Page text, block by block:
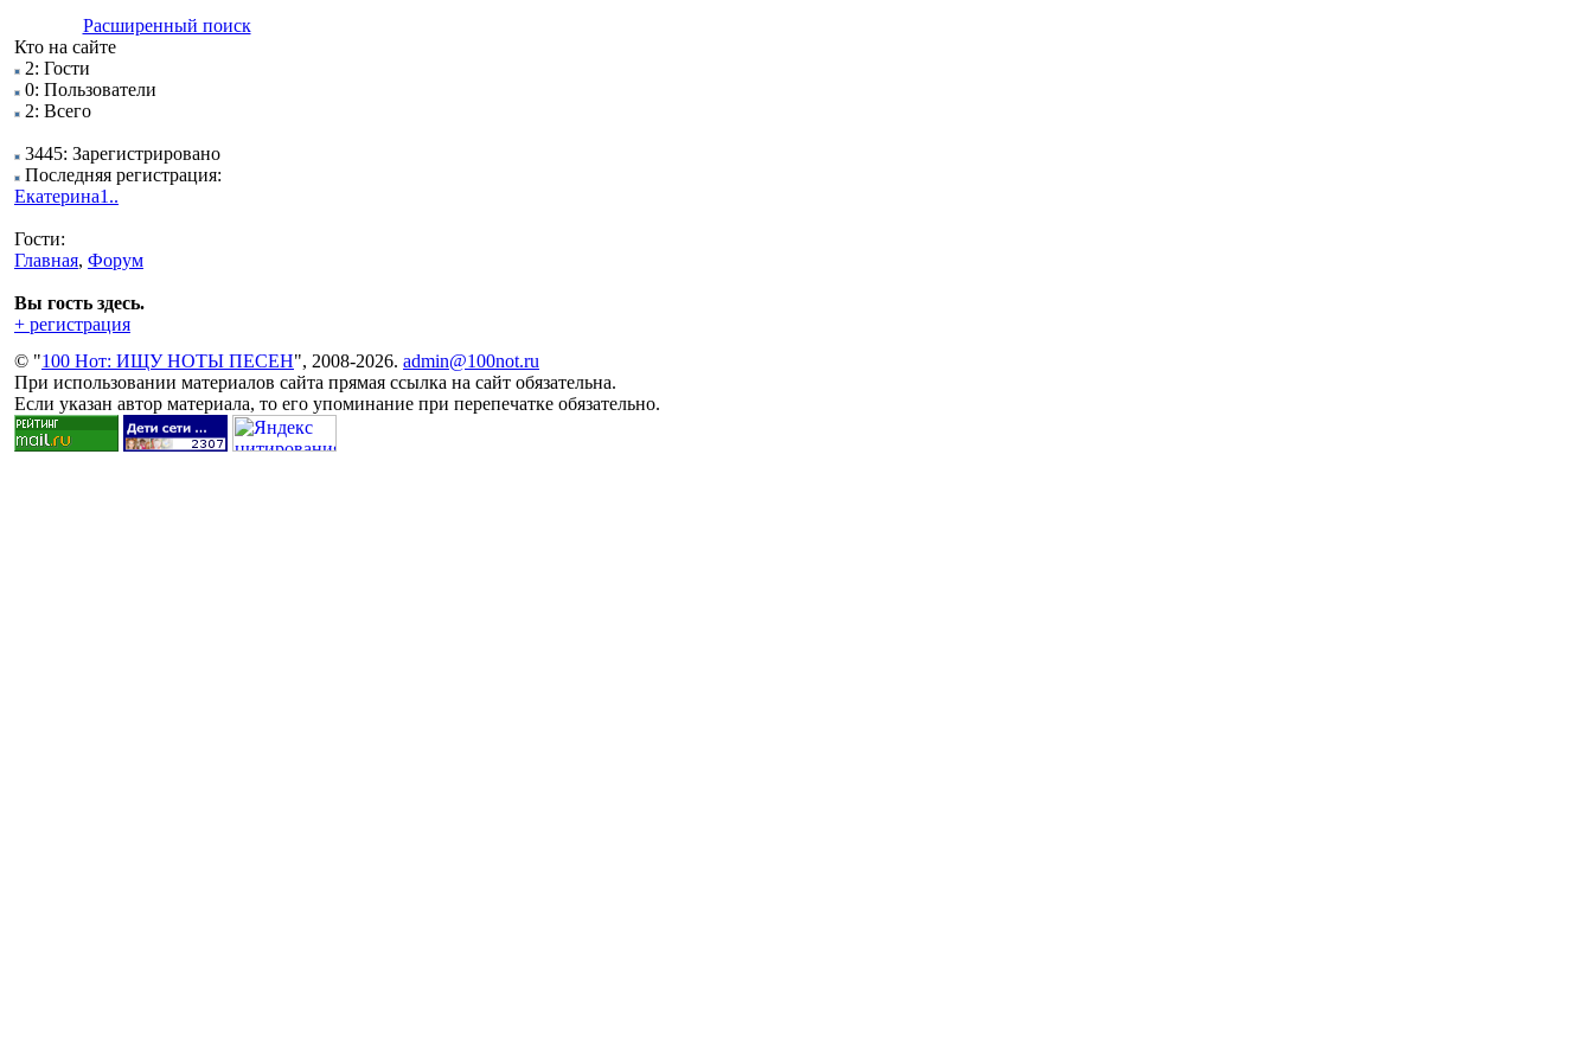
Расширенный поиск
Кто на сайте
2: Гости
0: Пользователи
2: Всего
3445: Зарегистрировано
Последняя регистрация:
Екатерина1..
Гости:
Главная, Форум
Вы гость здесь.
+ регистрация
© "100 Нот: ИЩУ НОТЫ ПЕСЕН", 2008-2026. admin@100not.ru
При использовании материалов сайта прямая ссылка на сайт обязательна.
Если указан автор материала, то его упоминание при перепечатке обязательно.